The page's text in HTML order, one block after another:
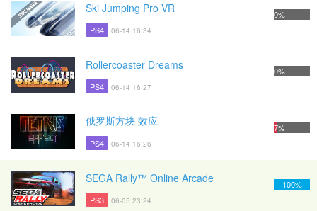
Ski Jumping Pro VR
PS4 06-14 16:34
0%
Rollercoaster Dreams
PS4 06-14 16:27
0%
俄罗斯方块 效应
PS4 06-14 16:26
7%
SEGA Rally™ Online Arcade
PS3 06-05 23:24
100%